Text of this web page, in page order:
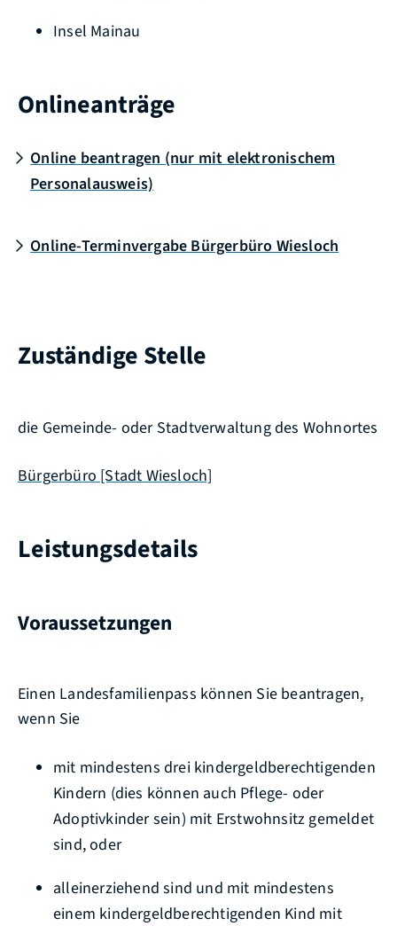
Insel Mainau
Onlineanträge
Online beantragen (nur mit elektronischem
Personalausweis)
Online-Terminvergabe Bürgerbüro Wiesloch
Zuständige Stelle
die Gemeinde- oder Stadtverwaltung des Wohnortes
Bürgerbüro [Stadt Wiesloch]
Leistungsdetails
Voraussetzungen
Einen Landesfamilienpass können Sie beantragen,
wenn Sie
mit mindestens drei kindergeldberechtigenden
Kindern (dies können auch Pflege- oder
Adoptivkinder sein) mit Erstwohnsitz gemeldet
sind, oder
alleinerziehend sind und mit mindestens
einem kindergeldberechtigenden Kind mit